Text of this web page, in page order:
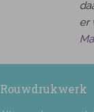
er
Rouwdrukwerk